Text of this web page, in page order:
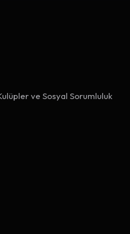
ve Sosyal Sorumluluk